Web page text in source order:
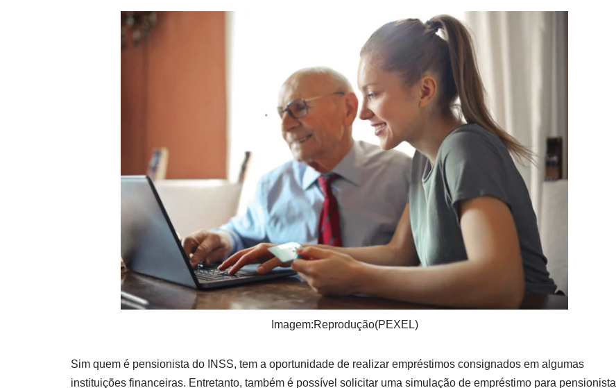
Imagem:Reprodução(PEXEL)
Sim quem é pensionista do INSS, tem a oportunidade de realizar empréstimos consignados em algumas
instituições financeiras. Entretanto, também é possível solicitar uma simulação de empréstimo para pensionista